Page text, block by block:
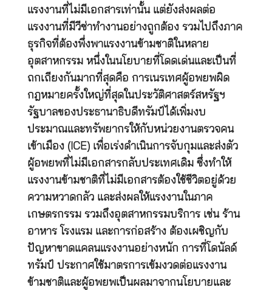
แรงงานที่ไม่มีเอกสารเท่านั้น แต่ยังส่งผลต่อ
แรงงานที่มีวีซ่าทำงานอย่างถูกต้อง รวมไปถึงภาค
ธุรกิจที่ต้องพึ่งพาแรงงานข้ามชาติในหลาย
อุตสาหกรรม หนึ่งในนโยบายที่โดดเด่นและเป็นที่
ถกเถียงกันมากที่สุดคือ การเนรเทศผู้อพยพผิด
กฎหมายครั้งใหญ่ที่สุดในประวัติศาสตร์สหรัฐฯ
รัฐบาลของประธานาธิบดีทรัมป์ได้เพิ่มงบ
ประมาณและทรัพยากรให้กับหน่วยงานตรวจคน
เข้าเมือง (ICE) เพื่อเร่งดำเนินการจับกุมและส่งตัว
ผู้อพยพที่ไม่มีเอกสารกลับประเทศเดิม ซึ่งทำให้
แรงงานข้ามชาติที่ไม่มีเอกสารต้องใช้ชีวิตอยู่ด้วย
ความหวาดกลัว และส่งผลให้แรงงานในภาค
เกษตรกรรม รวมถึงอุตสาหกรรมบริการ เช่น ร้าน
อาหาร โรงแรม และการก่อสร้าง ต้องเผชิญกับ
ปัญหาขาดแคลนแรงงานอย่างหนัก การที่โดนัลด์
ทรัมป์ ประกาศใช้มาตรการเข้มงวดต่อแรงงาน
ข้ามชาติและผู้อพยพเป็นผลมาจากนโยบายและ